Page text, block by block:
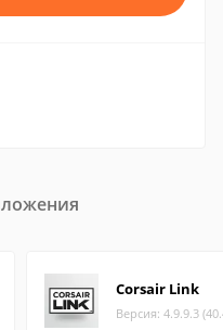
Corsair Link
Версия: 4.9.9.3